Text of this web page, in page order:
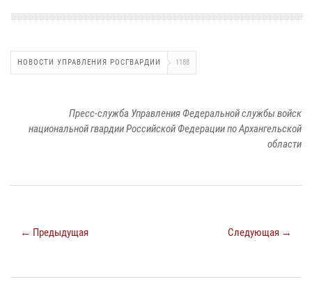
НОВОСТИ УПРАВЛЕНИЯ РОСГВАРДИИ 1188
Пресс-служба Управления Федеральной службы войск
национальной гвардии Российской Федерации по Архангельской
области
← Предыдущая Следующая →